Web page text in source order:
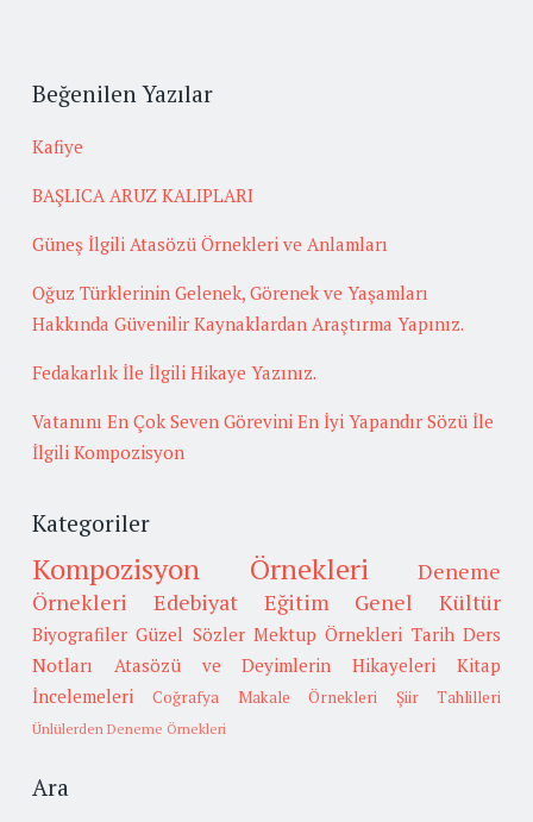
Beğenilen Yazılar
Kafiye
BAŞLICA ARUZ KALIPLARI
Güneş İlgili Atasözü Örnekleri ve Anlamları
Oğuz Türklerinin Gelenek, Görenek ve Yaşamları
Hakkında Güvenilir Kaynaklardan Araştırma Yapınız.
Fedakarlık İle İlgili Hikaye Yazınız.
Vatanını En Çok Seven Görevini En İyi Yapandır Sözü İle
İlgili Kompozisyon
Kategoriler
Kompozisyon Örnekleri
Deneme
Örnekleri
Edebiyat Eğitim Genel Kültür
Biyografiler Güzel Sözler Mektup Örnekleri Tarih Ders
Notları
Atasözü ve Deyimlerin Hikayeleri
Kitap
İncelemeleri
Coğrafya Makale Örnekleri Şiir Tahlilleri
Ünlülerden Deneme Örnekleri
Ara